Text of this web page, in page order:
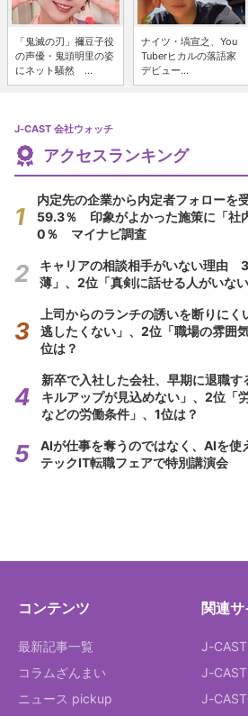
「鬼滅の刃」禰豆子役
の声優・鬼頭明里の姿
にネット騒然 ...
ナイツ・塙宣之、You
Tuberヒカルの落語家
デビュー...
J-CAST 会社ウォッチ
アクセスランキング
内定先の企業から内定者フォローを
59.3％ 印象がよかった施策に「社
0％ マイナビ調査
キャリアの相談相手がいない理由
薄」、2位「真剣に話せる人がいな
上司からのランチの誘いを断りに
逃したくない」、2位「職場の雰囲
位は？
新卒で入社した会社、早期に退職
キルアップが見込めない」、2位「
などの労働条件」、1位は？
AIが仕事を奪うのではなく、AIを
テックIT転職フェアで特別講演会
コンテンツ
最新記事一覧
コラムざんまい
ニュース pickup
関連サ
J-
J-
J-